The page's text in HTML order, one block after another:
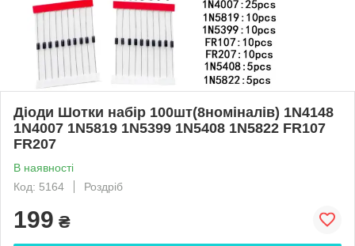
Діоди Шотки набір 100шт(8номіналів) 1N4148
1N4007 1N5819 1N5399 1N5408 1N5822 FR107
FR207
В наявності
Код: 5164
Роздріб
199 ₴